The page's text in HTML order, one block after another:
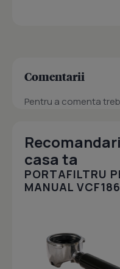
Comentarii
Pentru a comenta
casa ta
PORTAFILTRU
MANUAL